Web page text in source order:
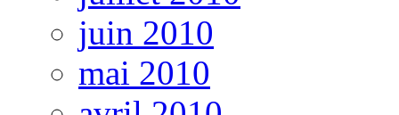
juin 2010
mai 2010